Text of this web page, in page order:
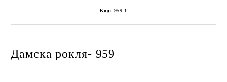
Код: 959-1
Дамска рокля- 959